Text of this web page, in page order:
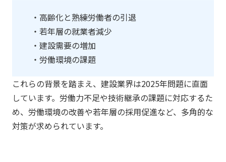
・高齢化と熟練労働者の引退
・若年層の就業者減少
・建設需要の増加
・労働環境の課題
これらの背景を踏まえ、建設業界は2025年問題に直面
しています。労働力不足や技術継承の課題に対応するた
め、労働環境の改善や若年層の採用促進など、多角的な
対策が求められています。